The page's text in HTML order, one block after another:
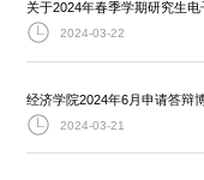
关于2024年春季学期研究生
2024-03-22
经济学院2024年6月申请答辩
2024-03-21